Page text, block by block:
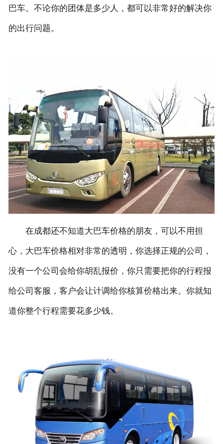
巴车。不论你的团体是多少人，都可以非常好的解决你
的出行问题。
在成都还不知道大巴车价格的朋友，可以不用担
心，大巴车价格相对非常的透明，你选择正规的公司，
没有一个公司会给你胡乱报价，你只需要把你的行程报
给公司客服，客户会让计调给你核算价格出来。你就知
道你整个行程需要花多少钱。